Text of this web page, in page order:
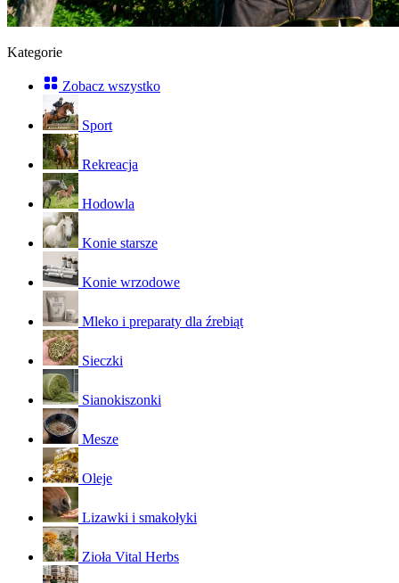
Kategorie
Zobacz wszystko
Sport
Rekreacja
Hodowla
Konie starsze
Konie wrzodowe
Mleko i preparaty dla źrebiąt
Sieczki
Sianokiszonki
Mesze
Oleje
Lizawki i smakołyki
Zioła Vital Herbs